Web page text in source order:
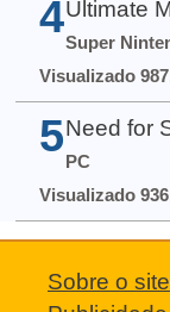
4 Ultimate
Super
Visualizado
5 Need for
PC
Visualizado
Sobre o site